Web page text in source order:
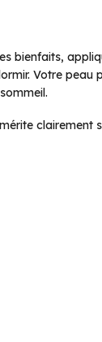
bienfaits,
Votre peau
clairement